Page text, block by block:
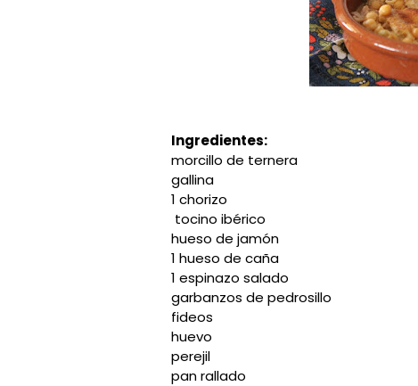
Ingredientes:
morcillo de ternera
gallina
1 chorizo
tocino ibérico
hueso de jamón
1 hueso de caña
1 espinazo salado
garbanzos de pedrosillo
fideos
huevo
perejil
pan rallado